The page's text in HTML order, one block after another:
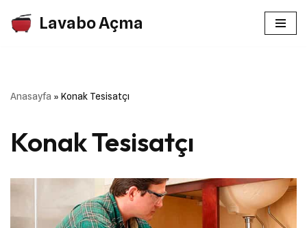
Lavabo Açma
Anasayfa » Konak Tesisatçı
Konak Tesisatçı